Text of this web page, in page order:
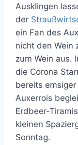
Ausklingen
der
ein Fan des
nicht den Wein
zum Wein aus.
die Corona
bereits
Auxerrois
Erdbeer-
kleinen
Sonntag.